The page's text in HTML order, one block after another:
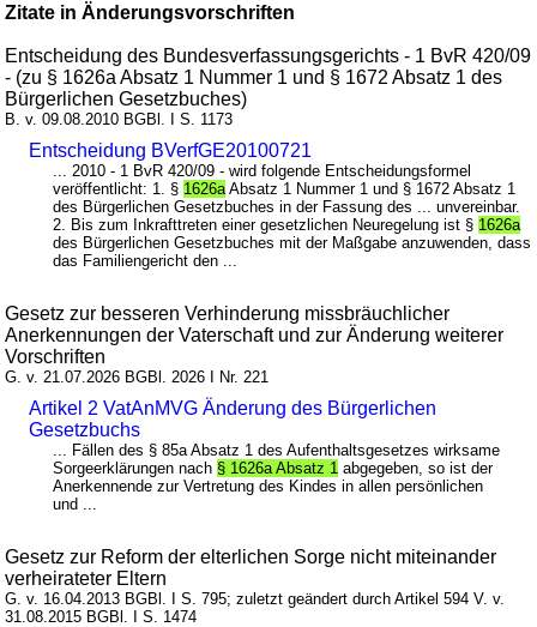
Zitate in Änderungsvorschriften
Entscheidung des Bundesverfassungsgerichts - 1 BvR 420/09
- (zu § 1626a Absatz 1 Nummer 1 und § 1672 Absatz 1 des
Bürgerlichen Gesetzbuches)
B. v. 09.08.2010 BGBl. I S. 1173
Entscheidung BVerfGE20100721
... 2010 - 1 BvR 420/09 - wird folgende Entscheidungsformel
veröffentlicht: 1. § 1626a Absatz 1 Nummer 1 und § 1672 Absatz 1
des Bürgerlichen Gesetzbuches in der Fassung des ... unvereinbar.
2. Bis zum Inkrafttreten einer gesetzlichen Neuregelung ist § 1626a
des Bürgerlichen Gesetzbuches mit der Maßgabe anzuwenden, dass
das Familiengericht den ...
Gesetz zur besseren Verhinderung missbräuchlicher
Anerkennungen der Vaterschaft und zur Änderung weiterer
Vorschriften
G. v. 21.07.2026 BGBl. 2026 I Nr. 221
Artikel 2 VatAnMVG Änderung des Bürgerlichen
Gesetzbuchs
... Fällen des § 85a Absatz 1 des Aufenthaltsgesetzes wirksame
Sorgeerklärungen nach § 1626a Absatz 1 abgegeben, so ist der
Anerkennende zur Vertretung des Kindes in allen persönlichen
und ...
Gesetz zur Reform der elterlichen Sorge nicht miteinander
verheirateter Eltern
G. v. 16.04.2013 BGBl. I S. 795; zuletzt geändert durch Artikel 594 V. v.
31.08.2015 BGBl. I S. 1474